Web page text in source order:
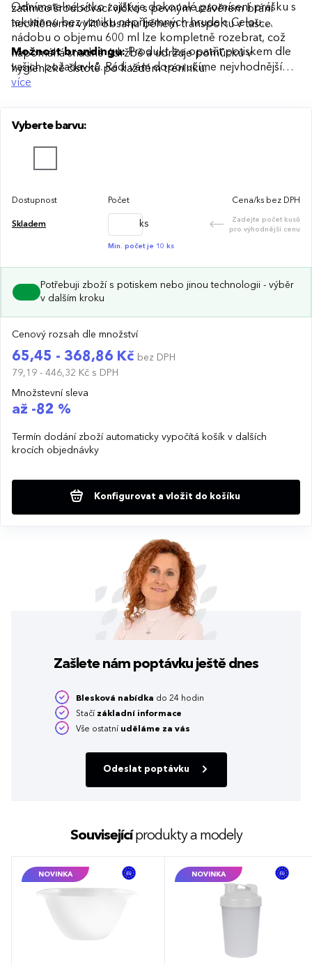
zatímco šroubovací víčko s pevným uzávěrem brání
nechtěnému vylití obsahu během transportu v tašce.
Odnímatelné sítko zajišťuje dokonalé promísení prášku s
tekutinou bez vzniku nepříjemných hrudek. Celou
nádobu o objemu 600 ml lze kompletně rozebrat, což
napomáhá snadné údržbě a udržuje pomůcku v
hygienické čistotě po každém tréninku.
Možnost brandingu:Produkt lze opatřit potiskem dle
vašich požadavků. Rádi vám doporučíme nejvhodnější
technologii potisku s ohledem na design i váš rozpočet.
více
Vyberte barvu:
Dostupnost Počet Cena/ks bez DPH
Skladem ks
Zadejte počet kusů
pro výhodnější cenu
Min. počet je 10 ks
Potřebuji zboží s potiskem nebo jinou technologii - výběr
v dalším kroku
Cenový rozsah dle množství
65,45 - 368,86 Kč bez DPH
79,19 - 446,32 Kč s DPH
Množstevní sleva
až -82 %
Termín dodání zboží automaticky vypočítá košík v dalších
krocích objednávky
Konfigurovat a vložit do košíku
Zašlete nám poptávku ještě dnes
Blesková nabídka do 24 hodin
Stačí základní informace
Vše ostatní uděláme za vás
Odeslat poptávku
Souvisejícíprodukty a modely
NOVINKA NOVINKA